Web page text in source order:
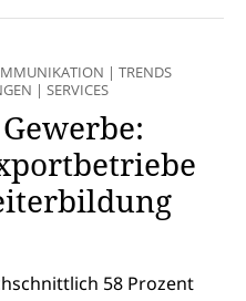
| TRENDS
| SERVICES
58 Prozent